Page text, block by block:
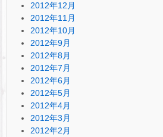
2012年12月
2012年11月
2012年10月
2012年9月
2012年8月
2012年7月
2012年6月
2012年5月
2012年4月
2012年3月
2012年2月